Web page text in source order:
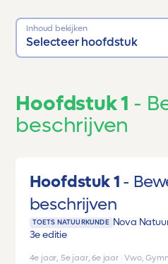
Inhoud bekijken
Selecteer hoofdstuk
Hoofdstuk 1
beschrijven
Hoofdstuk 1
beschrijven
TOETS NATUURKUNDE Nova
3e editie
4e jaar, 5e jaar, 6e jaar Vwo,